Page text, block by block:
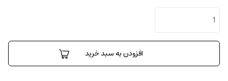
کارینا
هخامنشی
طرح
گئو
افزودن به سبد خرید